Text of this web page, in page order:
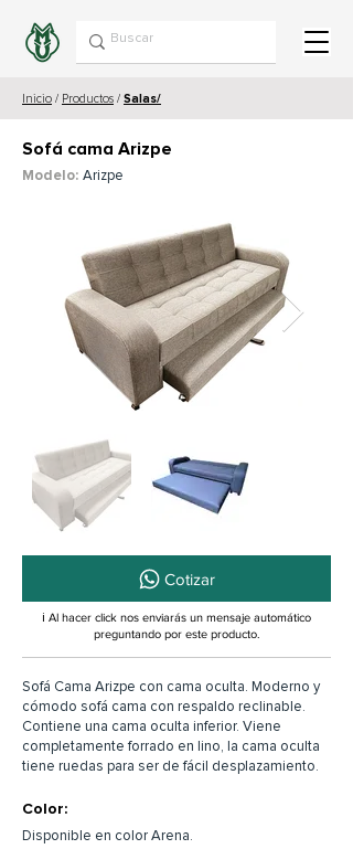
Inicio / Productos / Salas/
Sofá cama Arizpe
Modelo: Arizpe
Cotizar
ℹ️ Al hacer click nos enviarás un mensaje automático
preguntando por este producto.
Sofá Cama Arizpe con cama oculta. Moderno y
cómodo sofá cama con respaldo reclinable.
Contiene una cama oculta inferior. Viene
completamente forrado en lino, la cama oculta
tiene ruedas para ser de fácil desplazamiento.
Color:
Disponible en color Arena.